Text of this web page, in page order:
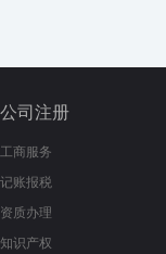
公司注册
工商服务
记账报税
资质办理
知识产权